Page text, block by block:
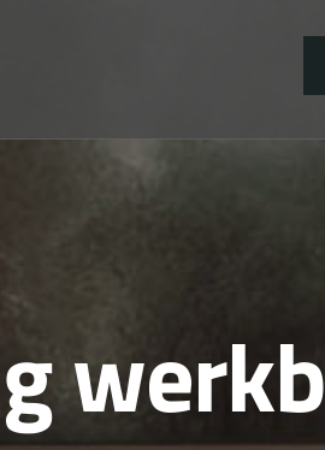
gwerkb